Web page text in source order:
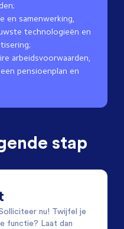
en samenwerking,
technologieën en
arbeidsvoorwaarden,
pensioenplan en
stap
nu! Twijfel je
functie? Laat dan